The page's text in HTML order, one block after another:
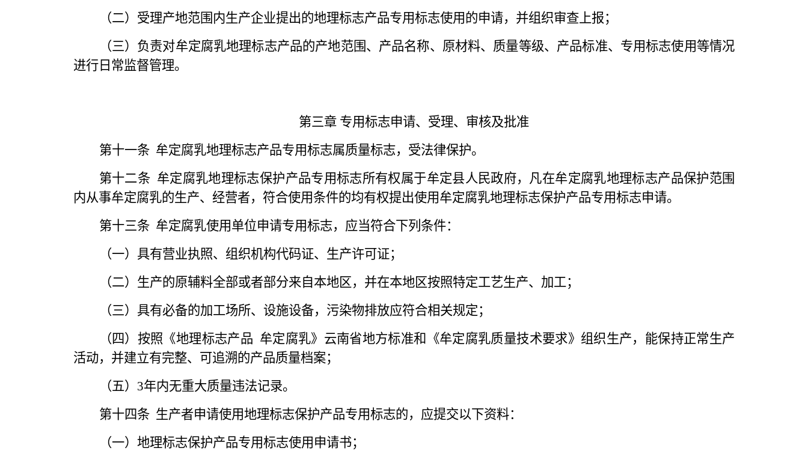
（二）受理产地范围内生产企业提出的地理标志产品专用标志使用的申请，并组织审查上报；
（三）负责对牟定腐乳地理标志产品的产地范围、产品名称、原材料、质量等级、产品标准、专用标志使用等情况
进行日常监督管理。
第三章 专用标志申请、受理、审核及批准
第十一条 牟定腐乳地理标志产品专用标志属质量标志，受法律保护。
第十二条 牟定腐乳地理标志保护产品专用标志所有权属于牟定县人民政府，凡在牟定腐乳地理标志产品保护范围
内从事牟定腐乳的生产、经营者，符合使用条件的均有权提出使用牟定腐乳地理标志保护产品专用标志申请。
第十三条 牟定腐乳使用单位申请专用标志，应当符合下列条件：
（一）具有营业执照、组织机构代码证、生产许可证；
（二）生产的原辅料全部或者部分来自本地区，并在本地区按照特定工艺生产、加工；
（三）具有必备的加工场所、设施设备，污染物排放应符合相关规定；
（四）按照《地理标志产品 牟定腐乳》云南省地方标准和《牟定腐乳质量技术要求》组织生产，能保持正常生产
活动，并建立有完整、可追溯的产品质量档案；
（五） 3年内无重大质量违法记录。
第十四条 生产者申请使用地理标志保护产品专用标志的，应提交以下资料：
（一）地理标志保护产品专用标志使用申请书；